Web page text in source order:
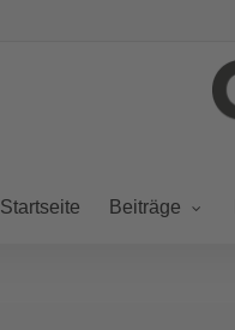
Startseite Beiträge